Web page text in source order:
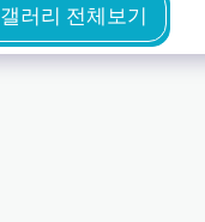
갤러리 전체보기